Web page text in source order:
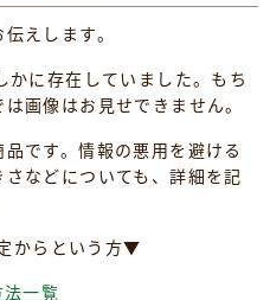
えします。
に存在していました。もち
画像はお見せできません。
です。情報の悪用を避ける
などについても、詳細を記
からという方▼
一覧